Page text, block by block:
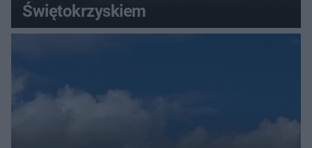
Świętokrzyskiem